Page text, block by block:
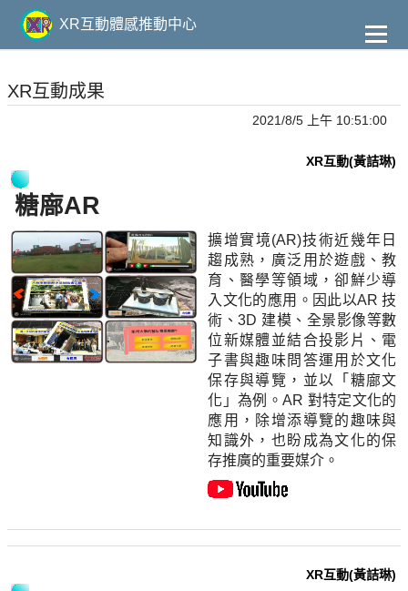
主
要
容
XR互動體感推動中心
XR互動成果
2021/8/5 上午 10:51:00
糖廍AR
XR互動(黃詰琳)
擴增實境(AR)技術近幾年日
趨成熟，廣泛用於遊戲、教
育、醫學等領域，卻鮮少導
入文化的應用。因此以AR 技
術、3D 建模、全景影像等數
位新媒體並結合投影片、電
子書與趣味問答運用於文化
保存與導覽，並以「糖廍文
化」為例。AR 對特定文化的
應用，除增添導覽的趣味與
知識外，也盼成為文化的保
存推廣的重要媒介。
XR互動(黃詰琳)